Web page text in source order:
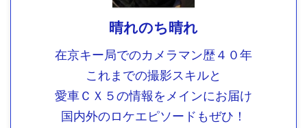
晴れのち晴れ
在京キー局でのカメラマン歴４０年
これまでの撮影スキルと
愛車ＣＸ５の情報をメインにお届け
国内外のロケエピソードもぜひ！